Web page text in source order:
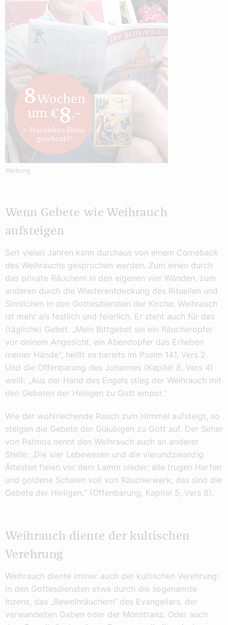
Werbung
Wenn Gebete wie Weihrauch
aufsteigen
Seit vielen Jahren kann durchaus von einem Comeback
des Weihrauchs gesprochen werden. Zum einen durch
das private Räuchern in den eigenen vier Wänden, zum
anderen durch die Wiederentdeckung des Rituellen und
Sinnlichen in den Gottesdiensten der Kirche. Weihrauch
ist mehr als festlich und feierlich. Er steht auch für das
(tägliche) Gebet. „Mein Bittgebet sei ein Räucheropfer
vor deinem Angesicht, ein Abendopfer das Erheben
meiner Hände“, heißt es bereits im Psalm 141, Vers 2.
Und die Offenbarung des Johannes (Kapitel 8, Vers 4)
weiß: „Aus der Hand des Engels stieg der Weihrauch mit
den Gebeten der Heiligen zu Gott empor.“
Wie der wohlriechende Rauch zum Himmel aufsteigt, so
steigen die Gebete der Gläubigen zu Gott auf. Der Seher
von Patmos nennt den Weihrauch auch an anderer
Stelle: „Die vier Lebewesen und die vierundzwanzig
Ältesten fielen vor dem Lamm nieder; alle trugen Harfen
und goldene Schalen voll von Räucherwerk; das sind die
Gebete der Heiligen.“ (Offenbarung, Kapitel 5, Vers 8).
Weihrauch diente der kultischen
Verehrung
Weihrauch diente immer auch der kultischen Verehrung:
in den Gottesdiensten etwa durch die sogenannte
Inzens, das „Beweihräuchern“ des Evangeliars, der
verwandelten Gaben oder der Monstranz. Oder auch